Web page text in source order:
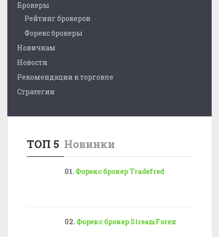
Брокеры
Рейтинг брокеров
Форекс брокеры
Новичкам
Новости
Рекомендации к торговле
Стратегии
ТОП 5 Новинки
Форекс брокер Tradefred
Форекс брокер StreamForex